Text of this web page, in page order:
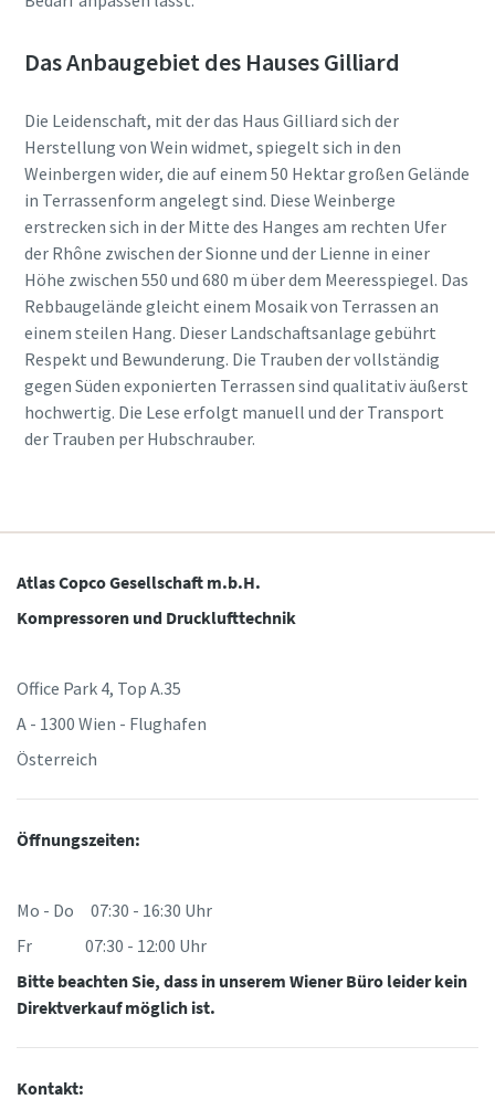
Das Anbaugebiet des Hauses Gilliard
Die Leidenschaft, mit der das Haus Gilliard sich der
Herstellung von Wein widmet, spiegelt sich in den
Weinbergen wider, die auf einem 50 Hektar großen Gelände
in Terrassenform angelegt sind. Diese Weinberge
erstrecken sich in der Mitte des Hanges am rechten Ufer
der Rhône zwischen der Sionne und der Lienne in einer
Höhe zwischen 550 und 680 m über dem Meeresspiegel. Das
Rebbaugelände gleicht einem Mosaik von Terrassen an
einem steilen Hang. Dieser Landschaftsanlage gebührt
Respekt und Bewunderung. Die Trauben der vollständig
gegen Süden exponierten Terrassen sind qualitativ äußerst
hochwertig. Die Lese erfolgt manuell und der Transport
der Trauben per Hubschrauber.
Atlas Copco Gesellschaft m.b.H.
Kompressoren und Drucklufttechnik
Office Park 4, Top A.35
A - 1300 Wien - Flughafen
Österreich
Öffnungszeiten:
Mo - Do 07:30 - 16:30 Uhr
Fr 07:30 - 12:00 Uhr
Bitte beachten Sie, dass in unserem Wiener Büro leider kein
Direktverkauf möglich ist.
Kontakt: